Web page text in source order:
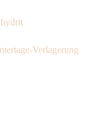
Verlagerung